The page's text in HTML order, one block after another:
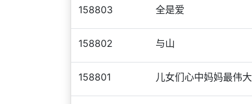
158803 全是爱
158802 与山
158801 儿女们心中妈妈最伟大